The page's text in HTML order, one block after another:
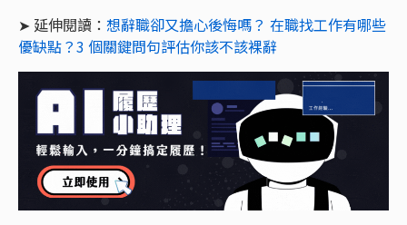
➤ 延伸閱讀： 想辭職卻又擔心後悔嗎？ 在職找工作有哪些
優缺點？3 個關鍵問句評估你該不該裸辭